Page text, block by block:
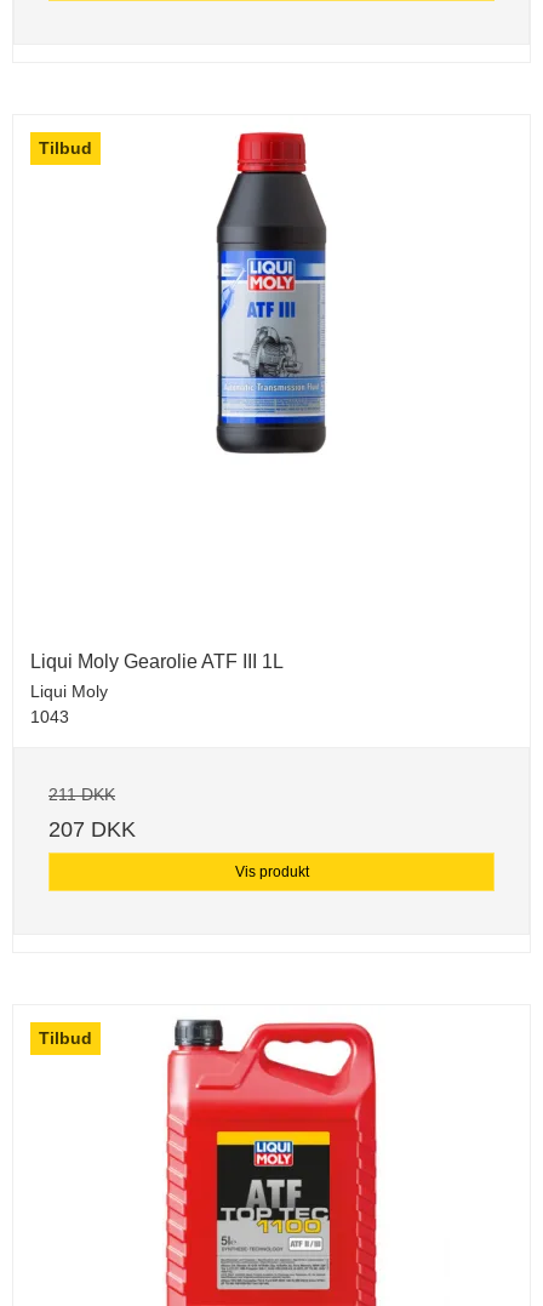
Tilbud
Liqui Moly Gearolie ATF III 1L
Liqui Moly
1043
211 DKK
207 DKK
Vis produkt
Tilbud